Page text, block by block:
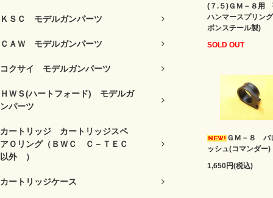
ＫＳＣ モデルガンパーツ
ＣＡＷ モデルガンパーツ
コクサイ モデルガンパーツ
ＨＷＳ(ハートフォード) モデルガ
ンパーツ
カートリッジ カートリッジスペ
アＯリング（ＢＷＣ Ｃ－ＴＥＣ
以外 ）
カートリッジケース
(７.５)ＧＭ－８用
ハンマースプリン
ボンスチール製)
SOLD OUT
ＧＭ－８ バ
ッシュ(コマンダー)
1,650円(税込)